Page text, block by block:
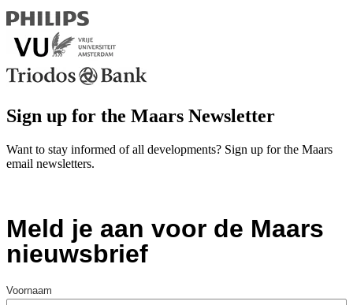
Sign up for the Maars Newsletter
Want to stay informed of all developments? Sign up for the Maars
email newsletters.